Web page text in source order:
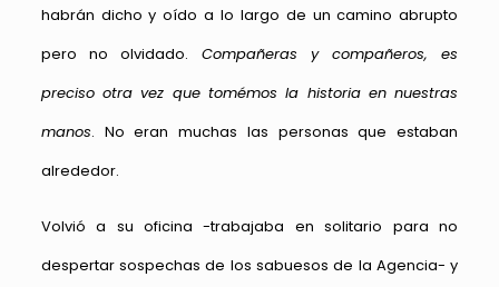
habrán dicho y oído a lo largo de un camino abrupto
pero no olvidado. Compañeras y compañeros, es
preciso otra vez que tomémos la historia en nuestras
manos. No eran muchas las personas que estaban
alrededor.
Volvió a su oficina -trabajaba en solitario para no
despertar sospechas de los sabuesos de la Agencia- y